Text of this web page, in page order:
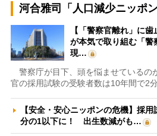
河合雅司「人口減少ニッポン
【「警察官離れ」に
が本気で取り組む「
現…
警察庁が目下、頭を悩ませているの
官の採用試験の受験者数は10年間で2
【安全・安心ニッポンの危機】採
分の1以下に！ 出生数減がも…